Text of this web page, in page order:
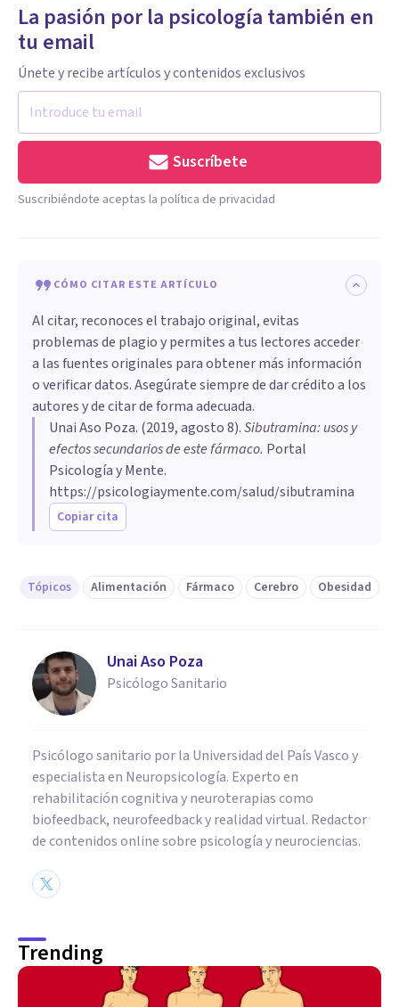
La pasión por la psicología también en
tu email
Únete y recibe artículos y contenidos exclusivos
Suscríbete
Suscribiéndote aceptas la política de privacidad
CÓMO CITAR ESTE ARTÍCULO
Al citar, reconoces el trabajo original, evitas
problemas de plagio y permites a tus lectores acceder
a las fuentes originales para obtener más información
o verificar datos. Asegúrate siempre de dar crédito a los
autores y de citar de forma adecuada.
Unai Aso Poza. (2019, agosto 8).Sibutramina: usos y
efectos secundarios de este fármaco. Portal
Psicología y Mente.
https://psicologiaymente.com/salud/sibutramina
Copiar cita
Tópicos Alimentación Fármaco Cerebro Obesidad
Unai Aso Poza
Psicólogo Sanitario
Psicólogo sanitario por la Universidad del País Vasco y
especialista en Neuropsicología. Experto en
rehabilitación cognitiva y neuroterapias como
biofeedback, neurofeedback y realidad virtual. Redactor
de contenidos online sobre psicología y neurociencias.
Trending